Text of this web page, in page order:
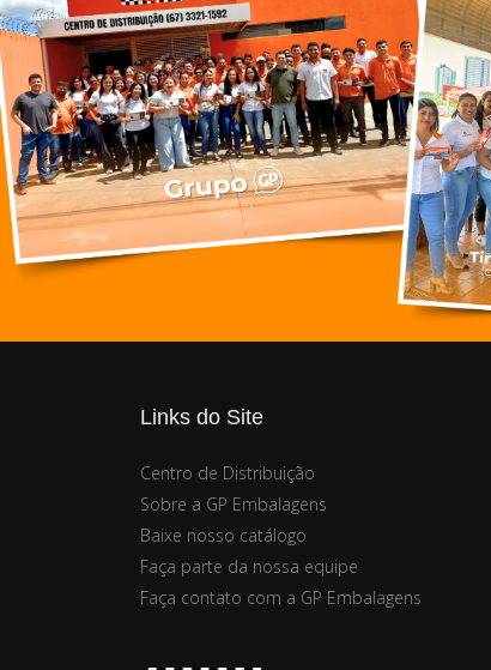
Links do Site
Centro de Distribuição
Sobre a GP Embalagens
Baixe nosso catálogo
Faça parte da nossa equipe
Faça contato com a GP Embalagens